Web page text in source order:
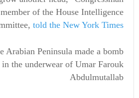
of the House Intelligence
told the New York Times
Arabian Peninsula made a bomb
in the underwear of Umar Farouk
Abdulmutallab